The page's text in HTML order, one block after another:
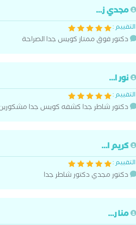
مجدي ز...
التقييم :
دكتور فوق ممتاز كويس جدا الصراحة
نور ا...
التقييم :
دكتور شاطر جدا كشفه كويس جدا
كريم ا...
التقييم :
دكتور مجدي دكتور شاطر جدا
منا ر...